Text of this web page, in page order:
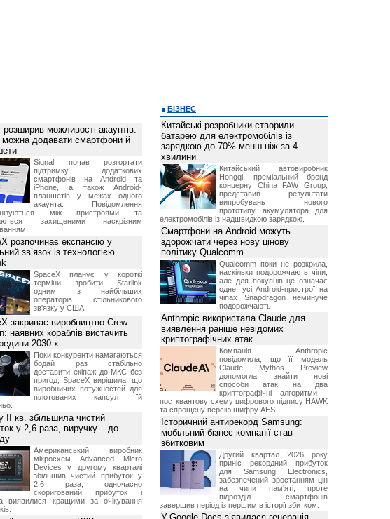
розширив можливості акаунтів:
можна додавати смартфони й
Signal почав розгортати
підтримку додаткових
смартфонів на Android та
iPhone, а також Android-
планшетів у межах одного
акаунта. Повідомлення
між пристроями та
захищеними наскрізним
розпочинає експансію у
зв’язок із технологією
SpaceX планує у короткі
терміни зробити Starlink
одним з найбільших
операторів стільникового
зв'язку у США.
закриває виробництво Crew
наявних кораблів вистачить
2030-х
Поки конкуренти намагаються
бодай раз стабільно
доставити екіпаж до МКС без
пригод, SpaceX вирішила, що
виробничих потужностей для
пілотованих капсул їй
II кв. збільшила чистий
у 2,6 раза, виручку – до
Американський виробник
мікросхем Advanced Micro
Devices у другому кварталі
збільшив чистий прибуток у
2,6 раза, одночасно
скоригований прибуток і
виявилися кращими за очікування
БІЗНЕС
Китайські розробники створили
батарею для електромобілів із
зарядкою до 70% менш ніж за 4
хвилини
Китайський автовиробник
Hongqi, преміальний бренд
концерну China FAW Group,
представив результати
випробувань нового
прототипу акумулятора для
електромобілів із надшвидкою зарядкою.
Смартфони на Android можуть
здорожчати через нову цінову
політику Qualcomm
Qualcomm поки не розкрила,
наскільки подорожчають чіпи,
але для покупців це означає
одне: усі Android-пристрої на
чіпах Snapdragon неминуче
подорожчають.
Anthropic використала Claude для
виявлення раніше невідомих
криптографічних атак
Компанія Anthropic
повідомила, що її модель
Claude Mythos Preview
допомогла знайти нові
способи атак на два
криптографічні алгоритми -
постквантову схему цифрового підпису HAWK
та спрощену версію шифру AES.
Історичний антирекорд Samsung:
мобільний бізнес компанії став
збитковим
Другий квартал 2026 року
приніс рекордний прибуток
для Samsung Electronics,
забезпечений зростанням цін
на чипи пам'яті, проте
підрозділ смартфонів
завершив період із першим в історії збитком.